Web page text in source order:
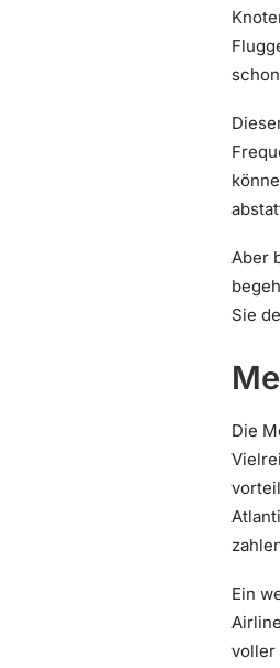
Aber
Sie
Die
Ein
voller